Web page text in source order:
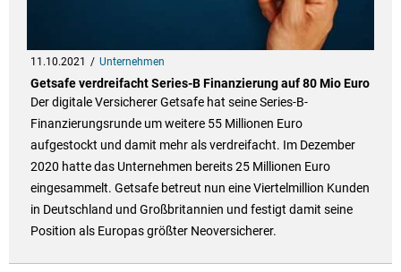
11.10.2021 Unternehmen
Getsafe verdreifacht Series-B Finanzierung auf 80 Mio Euro
Der digitale Versicherer Getsafe hat seine Series-B-
Finanzierungsrunde um weitere 55 Millionen Euro
aufgestockt und damit mehr als verdreifacht. Im Dezember
2020 hatte das Unternehmen bereits 25 Millionen Euro
eingesammelt. Getsafe betreut nun eine Viertelmillion Kunden
in Deutschland und Großbritannien und festigt damit seine
Position als Europas größter Neoversicherer.